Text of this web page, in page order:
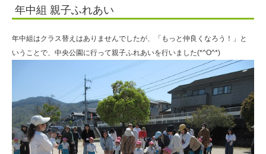
年中組 親子ふれあい
年中組はクラス替えはありませんでしたが、「もっと仲良くなろう！」と
いうことで、中央公園に行って親子ふれあいを行いました(*^O^*)